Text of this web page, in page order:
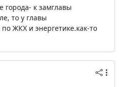
города- к замглавы
то у главы
ЖКХ и энергетике.как-то